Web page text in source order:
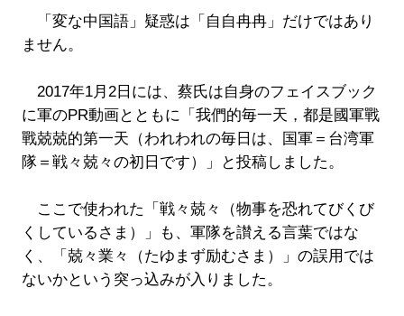
「変な中国語」疑惑は「自自冉冉」だけではあり
ません。
2017年1月2日には、蔡氏は自身のフェイスブック
に軍のPR動画とともに「我們的毎一天，都是國軍戰
戰兢兢的第一天（われわれの毎日は、国軍＝台湾軍
隊＝戦々兢々の初日です）」と投稿しました。
ここで使われた「戦々兢々（物事を恐れてびくび
くしているさま）」も、軍隊を讃える言葉ではな
く、「兢々業々（たゆまず励むさま）」の誤用では
ないかという突っ込みが入りました。